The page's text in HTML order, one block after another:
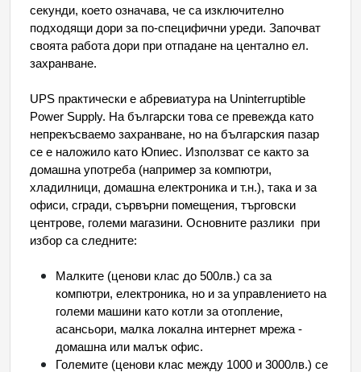
секунди, което означава, че са изключително
подходящи дори за по-специфични уреди. Започват
своята работа дори при отпадане на центално ел.
захранване.
UPS практически е абревиатура на Uninterruptible
Power Supply. На български това се превежда като
непрекъсваемо захранване, но на българския пазар
се е наложило като Юпиес. Използват се както за
домашна употреба (например за компютри,
хладилници, домашна електроника и т.н.), така и за
офиси, сгради, сървърни помещения, търговски
центрове, големи магазини. Основните разлики  при
избор са следните:
Малките (ценови клас до 500лв.) са за
компютри, електроника, но и за управлението на
големи машини като котли за отопление,
асансьори, малка локална интернет мрежа -
домашна или малък офис.
Големите (ценови клас между 1000 и 3000лв.) се